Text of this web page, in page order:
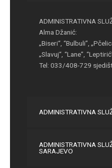
ADMINISTRATIVNA
Alma Džanić:
„Biseri“, “Bulbuli”,
„Slavuj“, “Lane”,
Tel: 033/408-729
ADMINISTRATIVNA
ADMINISTRATIVNA
SARAJEVO